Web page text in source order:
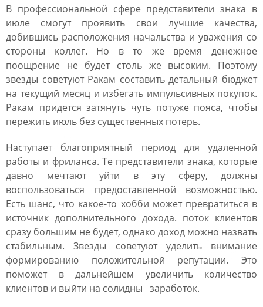
В профессиональной сфере представители знака в
июле смогут проявить свои лучшие качества,
добившись расположения начальства и уважения со
стороны коллег. Но в то же время денежное
поощрение не будет столь же высоким. Поэтому
звезды советуют Ракам составить детальный бюджет
на текущий месяц и избегать импульсивных покупок.
Ракам придется затянуть чуть потуже пояса, чтобы
пережить июль без существенных потерь.
Наступает благоприятный период для удаленной
работы и фриланса. Те представители знака, которые
давно мечтают уйти в эту сферу, должны
воспользоваться предоставленной возможностью.
Есть шанс, что какое-то хобби может превратиться в
источник дополнительного дохода. поток клиентов
сразу большим не будет, однако доход можно назвать
стабильным. Звезды советуют уделить внимание
формированию положительной репутации. Это
поможет в дальнейшем увеличить количество
клиентов и выйти на солидны заработок.